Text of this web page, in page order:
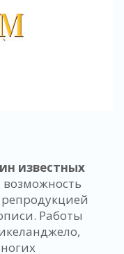
известных
репродукцией
Работы